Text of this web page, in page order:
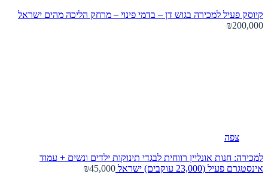
קיוסק פעיל למכירה בגוש דן – בדמי פינוי – מרחק הליכה מהים ישראל
₪200,000
צפה
למכירה: חנות אונליין רווחית לבגדי תינוקות ילדים ונשים + עמוד
אינסטגרם פעיל (23,000 עוקבים)
ישראל ₪45,000